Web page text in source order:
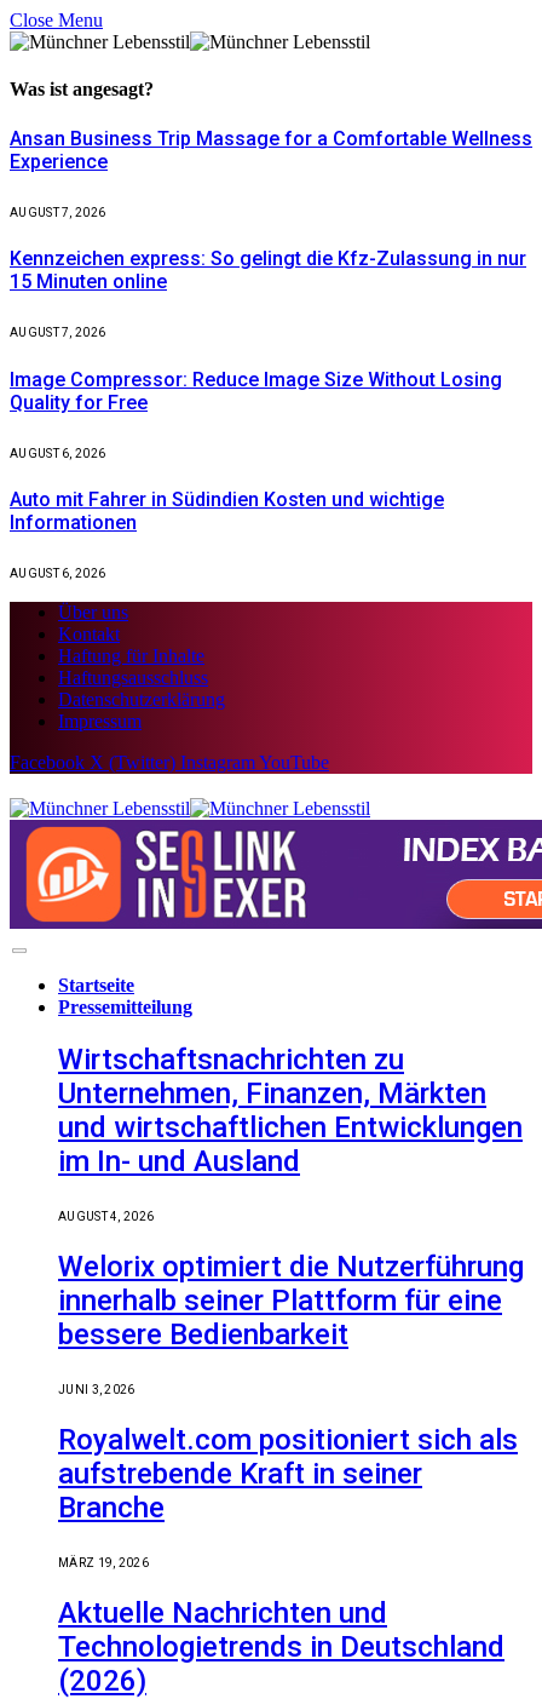
Close Menu
Was ist angesagt?
Ansan Business Trip Massage for a Comfortable Wellness
Experience
AUGUST 7, 2026
Kennzeichen express: So gelingt die Kfz-Zulassung in nur
15 Minuten online
AUGUST 7, 2026
Image Compressor: Reduce Image Size Without Losing
Quality for Free
AUGUST 6, 2026
Auto mit Fahrer in Südindien Kosten und wichtige
Informationen
AUGUST 6, 2026
Über uns
Kontakt
Haftung für Inhalte
Haftungsausschluss
Datenschutzerklärung
Impressum
Facebook X (Twitter) InstagramYouTube
Startseite
Pressemitteilung
Wirtschaftsnachrichten zu
Unternehmen, Finanzen, Märkten
und wirtschaftlichen Entwicklungen
im In- und Ausland
AUGUST 4, 2026
Welorix optimiert die Nutzerführung
innerhalb seiner Plattform für eine
bessere Bedienbarkeit
JUNI 3, 2026
Royalwelt.com positioniert sich als
aufstrebende Kraft in seiner
Branche
MÄRZ 19, 2026
Aktuelle Nachrichten und
Technologietrends in Deutschland
(2026)